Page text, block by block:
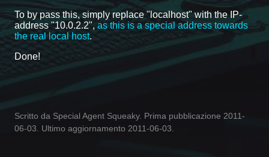
To by pass this, simply replace "localhost" with the IP-
address "10.0.2.2", as this is a special address towards
the real local host.
Done!
Scritto da Special Agent Squeaky. Prima pubblicazione 2011-
06-03. Ultimo aggiornamento 2011-06-03.